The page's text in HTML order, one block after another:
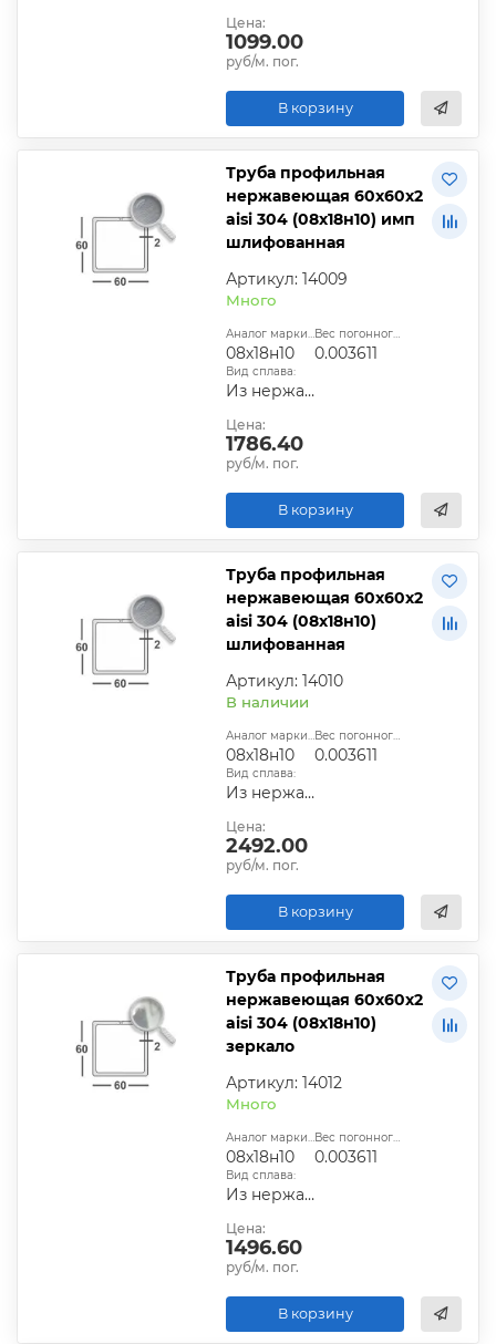
Цена:
1099.00
руб/м. пог.
В корзину
Труба профильная
нержавеющая 60х60х2
aisi 304 (08х18н10) имп
шлифованная
Артикул: 14009
Много
Аналог марки стали:
08х18н10
Вес погонного метра, т.:
0.003611
Вид сплава:
Из нержавеющей стали
Цена:
1786.40
руб/м. пог.
В корзину
Труба профильная
нержавеющая 60х60х2
aisi 304 (08х18н10)
шлифованная
Артикул: 14010
В наличии
Аналог марки стали:
08х18н10
Вес погонного метра, т.:
0.003611
Вид сплава:
Из нержавеющей стали
Цена:
2492.00
руб/м. пог.
В корзину
Труба профильная
нержавеющая 60х60х2
aisi 304 (08х18н10)
зеркало
Артикул: 14012
Много
Аналог марки стали:
08х18н10
Вес погонного метра, т.:
0.003611
Вид сплава:
Из нержавеющей стали
Цена:
1496.60
руб/м. пог.
В корзину